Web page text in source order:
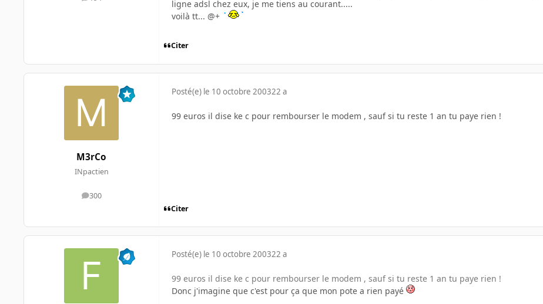
ligne adsl chez eux, je me tiens au courant.....
voilà tt... @+
Citer
M3rCo
INpactien
300
messages
Posté(e) le 10 octobre 200322 a
99 euros il dise ke c pour rembourser le modem , sauf si tu reste 1 an tu paye rien !
Citer
Posté(e) le 10 octobre 200322 a
99 euros il dise ke c pour rembourser le modem , sauf si tu reste 1 an tu paye rien !
Donc j'imagine que c'est pour ça que mon pote a rien payé